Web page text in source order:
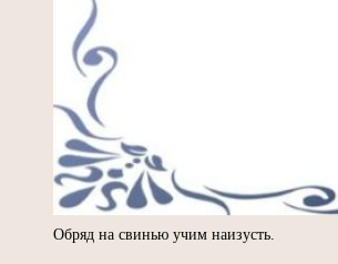
Обряд на свинью учим наизусть.